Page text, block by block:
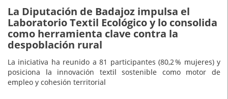
La Diputación de Badajoz impulsa el
Laboratorio Textil Ecológico y lo consolida
como herramienta clave contra la
despoblación rural
La iniciativa ha reunido a 81 participantes (80,2 % mujeres) y
posiciona la innovación textil sostenible como motor de
empleo y cohesión territorial